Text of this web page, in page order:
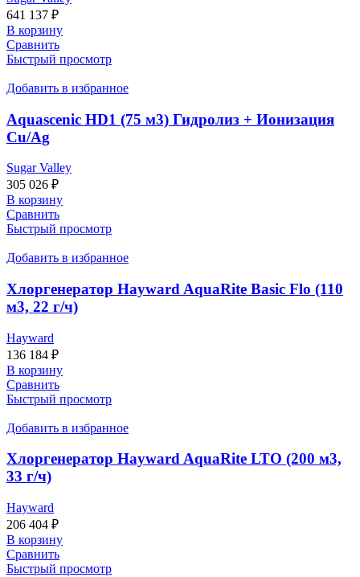
641 137 ₽
В корзину
Сравнить
Быстрый просмотр
Добавить в избранное
Aquascenic HD1 (75 м3) Гидролиз + Ионизация
Cu/Ag
Sugar Valley
305 026 ₽
В корзину
Сравнить
Быстрый просмотр
Добавить в избранное
Хлоргенератор Hayward AquaRite Basic Flo (110
м3, 22 г/ч)
Hayward
136 184 ₽
В корзину
Сравнить
Быстрый просмотр
Добавить в избранное
Хлоргенератор Hayward AquaRite LTO (200 м3,
33 г/ч)
Hayward
206 404 ₽
В корзину
Сравнить
Быстрый просмотр